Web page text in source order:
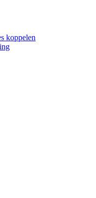
koppelen